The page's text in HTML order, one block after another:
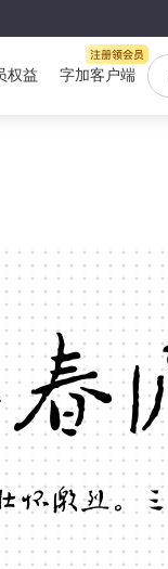
权益 字加客户端
怀激烈。